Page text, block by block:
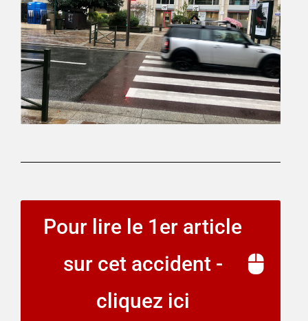
Pour lire le 1er article
sur cet accident -
cliquez ici